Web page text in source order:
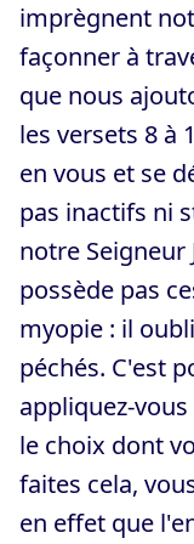
imprègnent
façonner à
que nous
les versets 8 à
en vous et se
pas inactifs ni
notre Seigneur
possède pas
myopie : il
péchés. C'est
appliquez-
le choix dont
faites cela,
en effet que